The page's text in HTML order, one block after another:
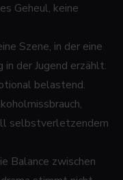
Geheul, keine
Szene, in der eine
der Jugend erzählt.
belastend.
selbstverletzendem
Balance zwischen